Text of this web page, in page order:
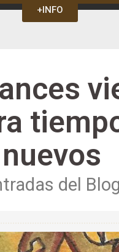
+INFO
nuevos
del Blog